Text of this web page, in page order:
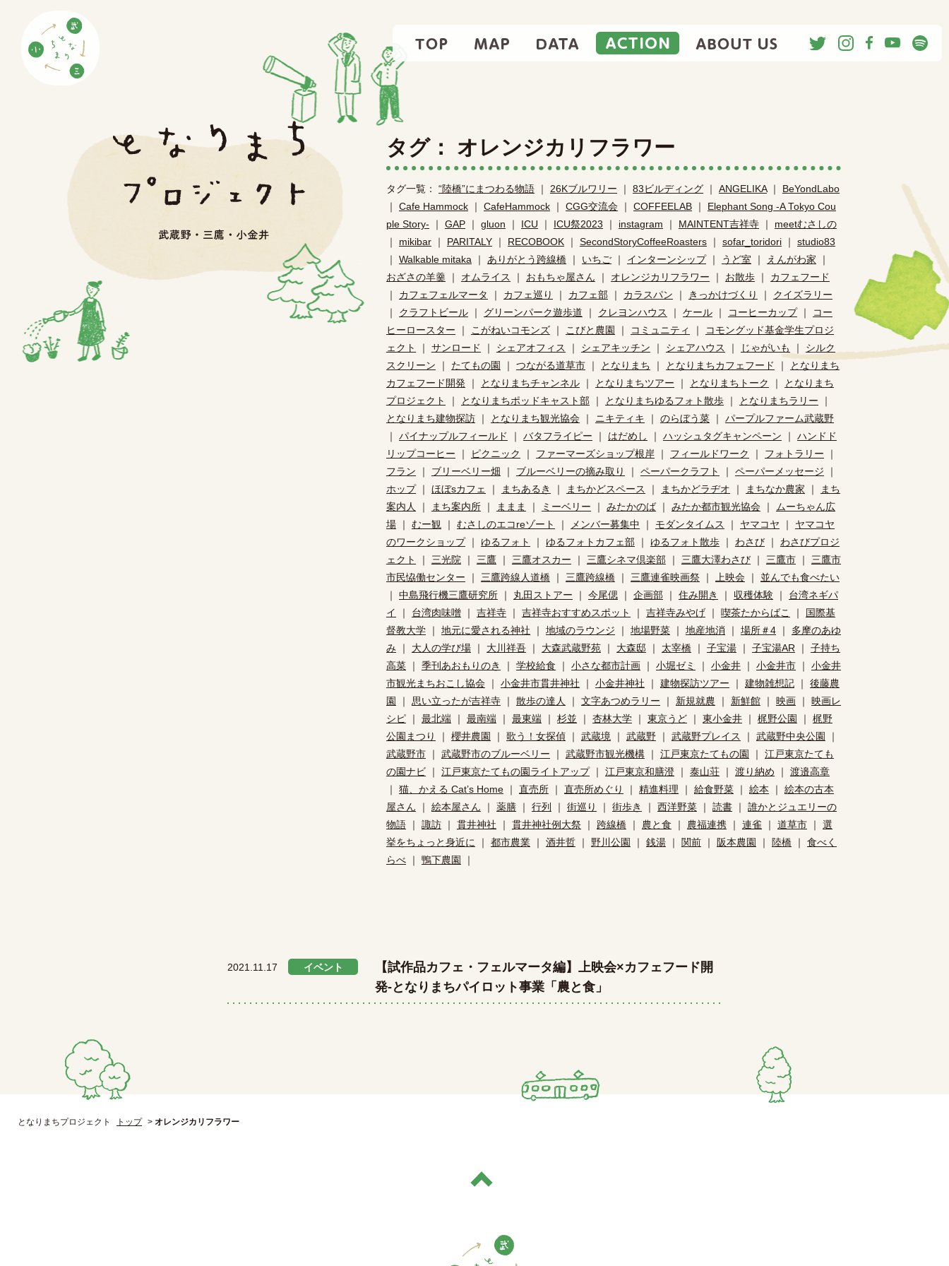
TOP MAP DATA ACTION ABOUT US
タグ： オレンジカリフラワー
タグ一覧： “陸橋”にまつわる物語 ｜ 26Kブルワリー ｜ 83ビルディング ｜ ANGELIKA｜ BeYondLabo
｜ Cafe Hammock ｜ CafeHammock ｜ CGG交流会 ｜ COFFEELAB ｜ Elephant Song -A Tokyo Cou
ple Story- ｜ GAP ｜ gluon ｜ ICU ｜ ICU祭2023 ｜ instagram ｜ MAINTENT吉祥寺 ｜ meetむさしの
｜ mikibar ｜ PARITALY ｜ RECOBOOK ｜ SecondStoryCoffeeRoasters ｜ sofar_toridori ｜ studio83
｜ Walkable mitaka ｜ ありがとう跨線橋 ｜ いちご ｜ インターンシップ｜ うど室 ｜ えんがわ家 ｜
おざさの羊羹 ｜ オムライス ｜ おもちゃ屋さん ｜ オレンジカリフラワー ｜ お散歩 ｜ カフェフード
｜ カフェフェルマータ ｜ カフェ巡り ｜ カフェ部 ｜ カラスパン ｜ きっかけづくり ｜ クイズラリー
｜ クラフトビール ｜ グリーンパーク遊歩道 ｜ クレヨンハウス ｜ ケール ｜ コーヒーカップ｜
コー
ヒーロースター ｜ こがねいコモンズ ｜ こびと農園 ｜ コミュニティ ｜
コモングッド基金学生プロジ
ェクト
｜ サンロード ｜ シェアオフィス ｜ シェアキッチン ｜ シェアハウス ｜ じゃがいも ｜ シルク
スクリーン ｜ たてもの園 ｜ つながる道草市 ｜ となりまち ｜ となりまちカフェフード ｜
となりまち
カフェフード開発 ｜ となりまちチャンネル ｜ となりまちツアー ｜ となりまちトーク ｜
となりまち
プロジェクト
｜ となりまちポッドキャスト部 ｜ となりまちゆるフォト散歩 ｜ となりまちラリー ｜
となりまち建物探訪 ｜ となりまち観光協会 ｜ ニキティキ ｜ のらぼう菜 ｜ パープルファーム武蔵野
｜ パイナップルフィールド ｜ バタフライピー ｜ はだめし ｜ ハッシュタグキャンペーン ｜ ハンドド
リップコーヒー ｜ ピクニック ｜ ファーマーズショップ根岸 ｜ フィールドワーク ｜ フォトラリー ｜
フラン ｜ ブリーベリー畑 ｜ ブルーベリーの摘み取り ｜ ペーパークラフト ｜ ペーパーメッセージ ｜
ホップ｜ ほぼsカフェ ｜ まちあるき ｜ まちかどスペース ｜ まちかどラヂオ ｜ まちなか農家 ｜
まち
案内人
｜ まち案内所 ｜ ままま ｜ ミーベリー ｜ みたかのば ｜ みたか都市観光協会 ｜
ムーちゃん広
場 ｜ むー観 ｜ むさしのエコreゾート ｜ メンバー募集中 ｜ モダンタイムス ｜ ヤマコヤ ｜ ヤマコヤ
のワークショップ｜ ゆるフォト ｜ ゆるフォトカフェ部 ｜ ゆるフォト散歩 ｜ わさび ｜ わさびプロジ
ェクト
｜ 三光院 ｜ 三鷹 ｜ 三鷹オスカー ｜ 三鷹シネマ倶楽部 ｜ 三鷹大澤わさび ｜ 三鷹市 ｜ 三鷹市
市民恊働センター ｜ 三鷹跨線人道橋 ｜ 三鷹跨線橋 ｜ 三鷹連雀映画祭 ｜ 上映会 ｜ 並んでも食べたい
｜ 中島飛行機三鷹研究所 ｜ 丸田ストアー ｜ 今尾偲 ｜ 企画部 ｜ 住み開き ｜ 収穫体験 ｜ 台湾ネギパ
イ
｜ 台湾肉味噌 ｜ 吉祥寺 ｜ 吉祥寺おすすめスポット ｜ 吉祥寺みやげ ｜ 喫茶たからばこ ｜
国際基
督教大学 ｜ 地元に愛される神社 ｜ 地域のラウンジ ｜ 地場野菜 ｜ 地産地消 ｜ 場所＃4 ｜ 多摩のあゆ
み ｜ 大人の学び場 ｜ 大川祥吾 ｜ 大森武蔵野苑 ｜ 大森邸 ｜ 太宰橋 ｜ 子宝湯 ｜ 子宝湯AR ｜ 子持ち
高菜 ｜ 季刊あおもりのき ｜ 学校給食 ｜ 小さな都市計画 ｜ 小堀ゼミ ｜ 小金井 ｜ 小金井市 ｜ 小金井
市観光まちおこし協会 ｜ 小金井市貫井神社 ｜ 小金井神社 ｜ 建物探訪ツアー ｜ 建物雑想記 ｜ 後藤農
園
｜ 思い立ったが吉祥寺 ｜ 散歩の達人 ｜ 文字あつめラリー ｜ 新規就農 ｜ 新鮮館 ｜ 映画 ｜ 映画レ
シピ ｜ 最北端 ｜ 最南端 ｜ 最東端 ｜ 杉並 ｜ 杏林大学 ｜ 東京うど ｜ 東小金井 ｜ 梶野公園 ｜ 梶野
公園まつり
｜ 櫻井農園 ｜ 歌う！女探偵 ｜ 武蔵境 ｜ 武蔵野 ｜ 武蔵野プレイス ｜ 武蔵野中央公園
｜
武蔵野市 ｜ 武蔵野市のブルーベリー ｜ 武蔵野市観光機構 ｜ 江戸東京たてもの園 ｜ 江戸東京たても
の園ナビ ｜ 江戸東京たてもの園ライトアップ｜ 江戸東京和膳澄 ｜ 泰山荘 ｜ 渡り納め ｜ 渡邉高章
｜ 猫、かえる Cat’s Home ｜ 直売所 ｜ 直売所めぐり ｜ 精進料理 ｜ 給食野菜 ｜ 絵本 ｜ 絵本の古本
屋さん ｜ 絵本屋さん ｜ 薬膳 ｜ 行列 ｜ 街巡り ｜ 街歩き ｜ 西洋野菜 ｜ 読書 ｜ 誰かとジュエリーの
物語 ｜ 諏訪 ｜ 貫井神社 ｜ 貫井神社例大祭 ｜ 跨線橋 ｜ 農と食 ｜ 農福連携 ｜ 連雀 ｜ 道草市 ｜ 選
挙をちょっと身近に
｜ 都市農業 ｜ 酒井哲 ｜ 野川公園 ｜ 銭湯 ｜ 関前 ｜ 阪本農園 ｜ 陸橋 ｜ 食べく
らべ ｜ 鴨下農園 ｜
2021.11.17 イベント
【試作品カフェ・フェルマータ編】上映会×カフェフード開
発-となりまちパイロット事業「農と食」
となりまちプロジェクト トップ > オレンジカリフラワー